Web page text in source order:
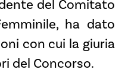
del Comitato
ha dato
con cui la giuria
del Concorso.